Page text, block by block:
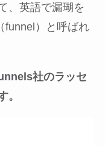
、英語で漏瑚を
funnel）と呼ばれ
社のラッセ
。